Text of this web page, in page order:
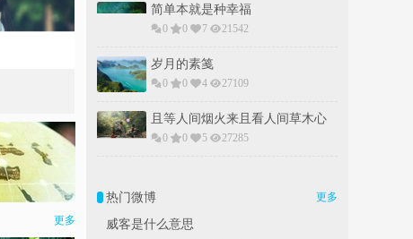
更多
简单本就是种幸福
0 0 7 21542
岁月的素䇳
0 0 4 27109
且等人间烟火来且看人间草木心
0 0 5 27285
热门微博 更多
威客是什么意思